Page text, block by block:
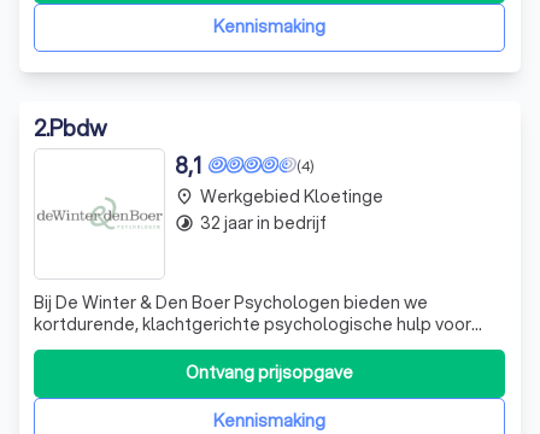
Kennismaking
2.Pbdw
(4)
8,1
Bij De Winter & Den Boer Psychologen bieden we
kortdurende, klachtgerichte psychologische hulp voor
volwassenen, kinderen en jongeren die worstelen met
lichte tot matig ernstige psychische klachten. Onze
ervaren gz-psychologen, Carla de Winter en Emmelie den
Boer, zetten hun jarenlange ervaring in d
Kennismaking
Ontvang prijsopgave
place Werkgebied Kloetinge
timelapse 32 jaar in bedrijf